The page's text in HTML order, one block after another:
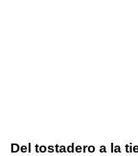
Del tostadero a la